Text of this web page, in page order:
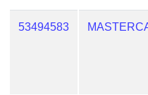
My
IP53494583